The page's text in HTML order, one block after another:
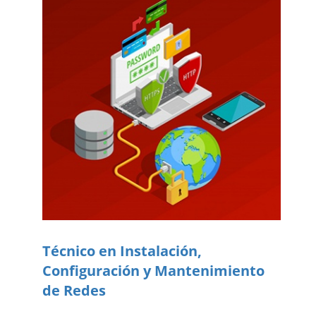
Técnico en Instalación,
Configuración y Mantenimiento
de Redes